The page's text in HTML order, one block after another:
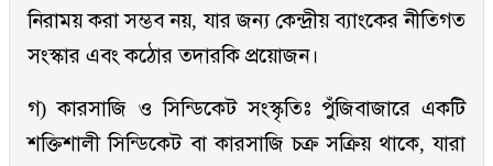
নিরাময় করা সম্ভব নয়, যার জন্য কেন্দ্রীয় ব্যাংকের নীতিগত
সংস্কার এবং কঠোর তদারকি প্রয়োজন।
গ) কারসাজি ও সিন্ডিকেট সংস্কৃতিঃ পুঁজিবাজারে একটি
শক্তিশালী সিন্ডিকেট বা কারসাজি চক্র সক্রিয় থাকে, যারা